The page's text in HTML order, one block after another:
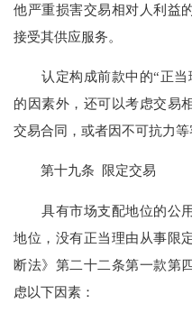
他严重损害交易相对人利益
接受其供应服务。
认定构成前款中的“正当
的因素外，还可以考虑交易
交易合同，或者因不可抗力等
第十九条 限定交易
具有市场支配地位的公用
地位，没有正当理由从事限
断法》第二十二条第一款第
虑以下因素：